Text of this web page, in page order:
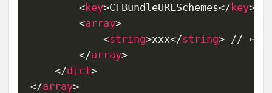
<key>CFBundleURLSchemes</key>
<array>
<string>xxx</string> // ←任意
</array>
</dict>
</array>